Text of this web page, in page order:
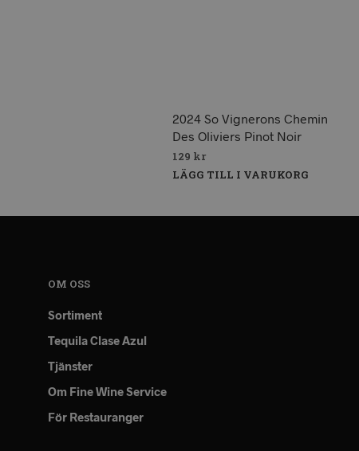
2024 So Vignerons Chemin
Des Oliviers Pinot Noir
129 kr
LÄGG TILL I VARUKORG
OM OSS
Sortiment
Tequila Clase Azul
Tjänster
Om Fine Wine Service
För Restauranger